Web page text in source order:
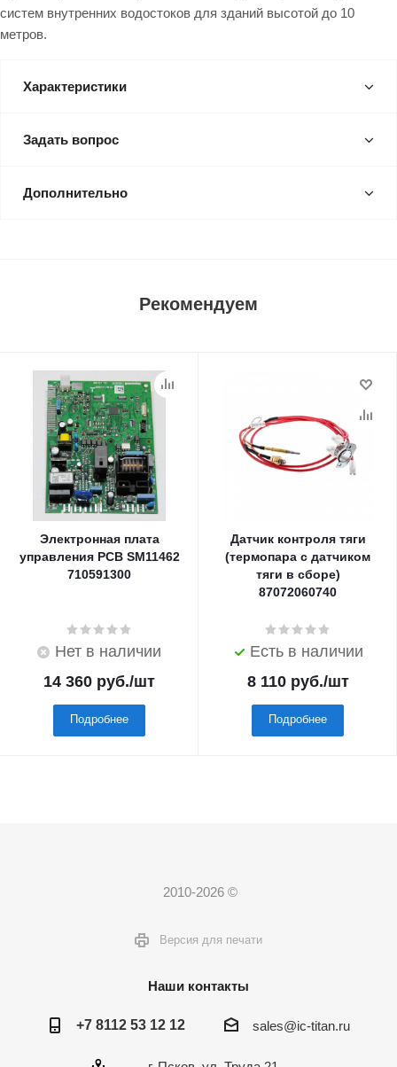
систем внутренних водостоков для зданий высотой до 10
метров.
Характеристики
Задать вопрос
Дополнительно
Рекомендуем
Электронная плата
управления PCB SM11462
710591300
Нет в наличии
14 360 руб./шт
Подробнее
Датчик контроля тяги
(термопара с датчиком
тяги в сборе)
87072060740
Есть в наличии
8 110руб./шт
Подробнее
2010-2026 ©
Версия для печати
Наши контакты
+7 8112 53 12 12 sales@ic-titan.ru